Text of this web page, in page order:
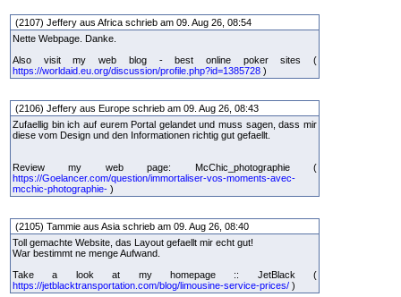
(2107) Jeffery aus Africa schrieb am 09. Aug 26, 08:54
Nette Webpage. Danke.
Also visit my web blog - best online poker sites (
https://worldaid.eu.org/discussion/profile.php?id=1385728 )
(2106) Jeffery aus Europe schrieb am 09. Aug 26, 08:43
Zufaellig bin ich auf eurem Portal gelandet und muss sagen, dass mir
diese vom Design und den Informationen richtig gut gefaellt.
Review my web page: McChic_photographie (
https://Goelancer.com/question/immortaliser-vos-moments-avec-
mcchic-photographie- )
(2105) Tammie aus Asia schrieb am 09. Aug 26, 08:40
Toll gemachte Website, das Layout gefaellt mir echt gut!
War bestimmt ne menge Aufwand.
Take a look at my homepage :: JetBlack (
https://jetblacktransportation.com/blog/limousine-service-prices/ )